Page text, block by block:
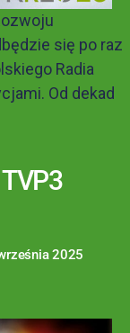
się po raz
Radia
Od dekad
2025